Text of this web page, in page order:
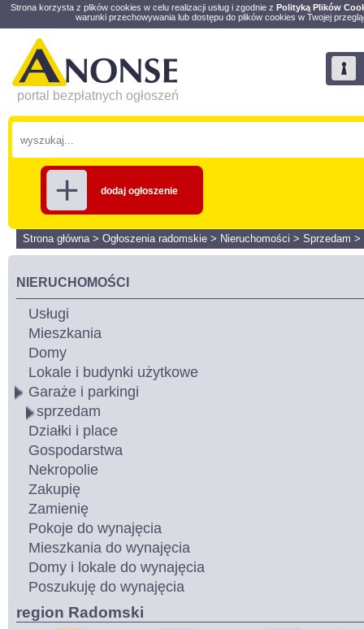
Strona korzysta z plików cookies w celu realizacji usług i zgodnie z Polityką Plików
warunki przechowywania lub dostępu do plików cookies w Twojej
portal bezpłatnych ogłoszeń
dodaj ogłoszenie
Strona główna> Ogłoszenia radomskie > Nieruchomości > Sprzedam >
NIERUCHOMOŚCI
Usługi
Mieszkania
Domy
Lokale i budynki użytkowe
Garaże i parkingi
sprzedam
Działki i place
Gospodarstwa
Nekropolie
Zakupię
Zamienię
Pokoje do wynajęcia
Mieszkania do wynajęcia
Domy i lokale do wynajęcia
Poszukuję do wynajęcia
region Radomski